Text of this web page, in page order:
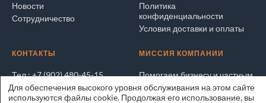
Новости
Сотрудничество
Политика
конфиденциальности
Условия доставки и оплаты
КОНТАКТЫ
Тел.: +7 (902) 480-45-15
Написать электронное
письмо
МИССИЯ КОМПАНИИ
Помогаем бизнесу и частным
лицам покупать и продавать
выгодно и безопасно
Для обеспечения высокого уровня обслуживания на этом сайте
используются файлы cookie. Продолжая его использование, вы